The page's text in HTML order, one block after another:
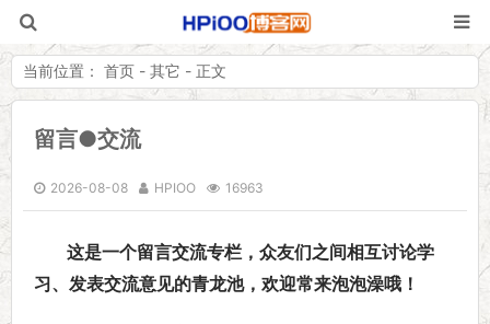
当前位置： 首页 - 其它 - 正文
留言●交流
2026-08-08 HPIOO 16963
这是一个留言交流专栏，众友们之间相互讨论学
习、发表交流意见的青龙池，欢迎常来泡泡澡哦！